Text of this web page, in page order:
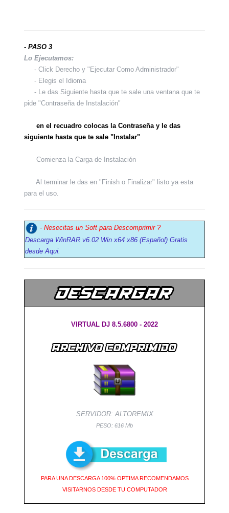
- PASO 3
Lo Ejecutamos:
- Click Derecho y "Ejecutar Como Administrador"
- Elegis el Idioma
- Le das Siguiente hasta que te sale una ventana que te
pide "Contraseña de Instalación"
en el recuadro colocas la Contraseña y le das
siguiente hasta que te sale "Instalar"
Comienza la Carga de Instalación
Al terminar le das en "Finish o Finalizar" listo ya esta
para el uso.
- Nesecitas un Soft para Descomprimir ?
Descarga WinRAR v6.02 Win x64 x86 (Español) Gratis
desde Aqui.
VIRTUAL DJ 8.5.6800 - 2022
SERVIDOR: ALTOREMIX
PESO: 616 Mb
PARA UNA DESCARGA 100% OPTIMA RECOMENDAMOS
VISITARNOS DESDE TU COMPUTADOR